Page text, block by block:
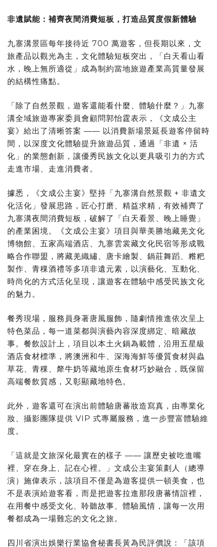
非遺賦能：補齊夜間消費短板，打造品質度假新體驗
九寨溝景區每年接待近 700 萬遊客，但長期以來，文
旅產品以觀光為主，文化體驗短板突出，「白天看山看
水，晚上無所適從」成為制約當地旅遊產業高質量發展
的結構性痛點。
「除了自然景觀，遊客還能看什麼、體驗什麼？」九寨
溝全域旅遊專家委員會顧問郭怡霆表示，《文成公主
宴》給出了清晰答案 —— 以消費新場景延長遊客停留時
間，以深度文化體驗提升旅遊品質，通過「非遺 × 活
化」的業態創新，讓優秀民族文化以更具吸引力的方式
走進市場、走進消費者。
據悉，《文成公主宴》堅持「九寨溝自然景觀 + 非遺文
化活化」發展思路，匠心打磨、精益求精，有效補齊了
九寨溝夜間消費短板，破解了「白天看景、晚上睡覺」
的產業困境。《文成公主宴》項目與華美勝地藏羌文化
博物館、五家高端酒店、九寨雲裳藏文化民宿等形成戰
略合作聯盟，將藏羌織繡、唐卡繪製、鍋莊舞蹈、糌粑
製作、青稞酒禮等多項非遺元素，以演藝化、互動化、
時尚化的方式活化呈現，讓遊客在體驗中感受民族文化
的魅力。
餐秀現場，服務員身著唐風服飾，隨劇情推進依次呈上
特色菜品，每一道菜都與演藝內容深度綁定、暗藏故
事。餐飲設計上，項目以本土火鍋為載體，沿用五星級
酒店食材標準，將澳洲和牛、深海海鮮等優質食材與蟲
草花、青稞、犛牛奶等藏地原生食材巧妙融合，既保留
高端餐飲質感，又彰顯藏地特色。
此外，遊客還可在演出前體驗唐蕃妝造寫真，由專業化
妝、攝影團隊提供 VIP 式專屬服務，進一步豐富體驗維
度。
「這就是文旅深化最實在的樣子 —— 讓歷史被吃進嘴
裡、穿在身上、記在心裡。」文成公主宴策劃人（總導
演）施偉表示，該項目不僅是為遊客提供一頓美食，也
不是表演給遊客看，而是把遊客拉進那段唐蕃情誼裡，
在用餐中感受文化、聆聽故事、體驗風情，讓每一次用
餐都成為一場難忘的文化之旅。
四川省演出娛樂行業協會秘書長黃為民評價說： 「該項